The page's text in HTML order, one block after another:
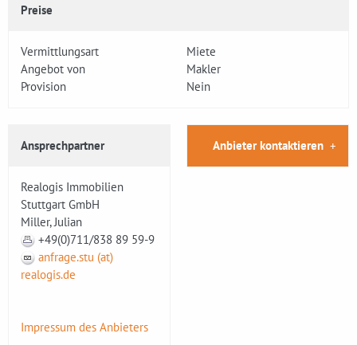
Preise
Vermittlungsart
Miete
Angebot von
Makler
Provision
Nein
Ansprechpartner
Realogis Immobilien
Stuttgart GmbH
Miller, Julian
+49(0)711/838 89 59-9
anfrage.stu (at)
realogis.de
Impressum des Anbieters
Anbieter kontaktieren